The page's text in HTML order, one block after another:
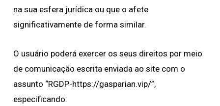
na sua esfera jurídica ou que o afete
significativamente de forma similar.
O usuário poderá exercer os seus direitos por meio
de comunicação escrita enviada ao site com o
assunto “RGDP-https://gasparian.vip/”,
especificando: